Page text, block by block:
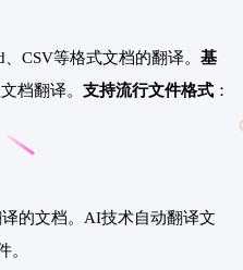
、CSV等格式文档的翻译。 基
档翻译。 支持流行文件格式 ：
的文档。AI技术自动翻译文
。